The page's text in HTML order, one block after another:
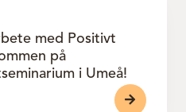
med Positivt
på
i Umeå!